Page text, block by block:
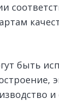
быть
и